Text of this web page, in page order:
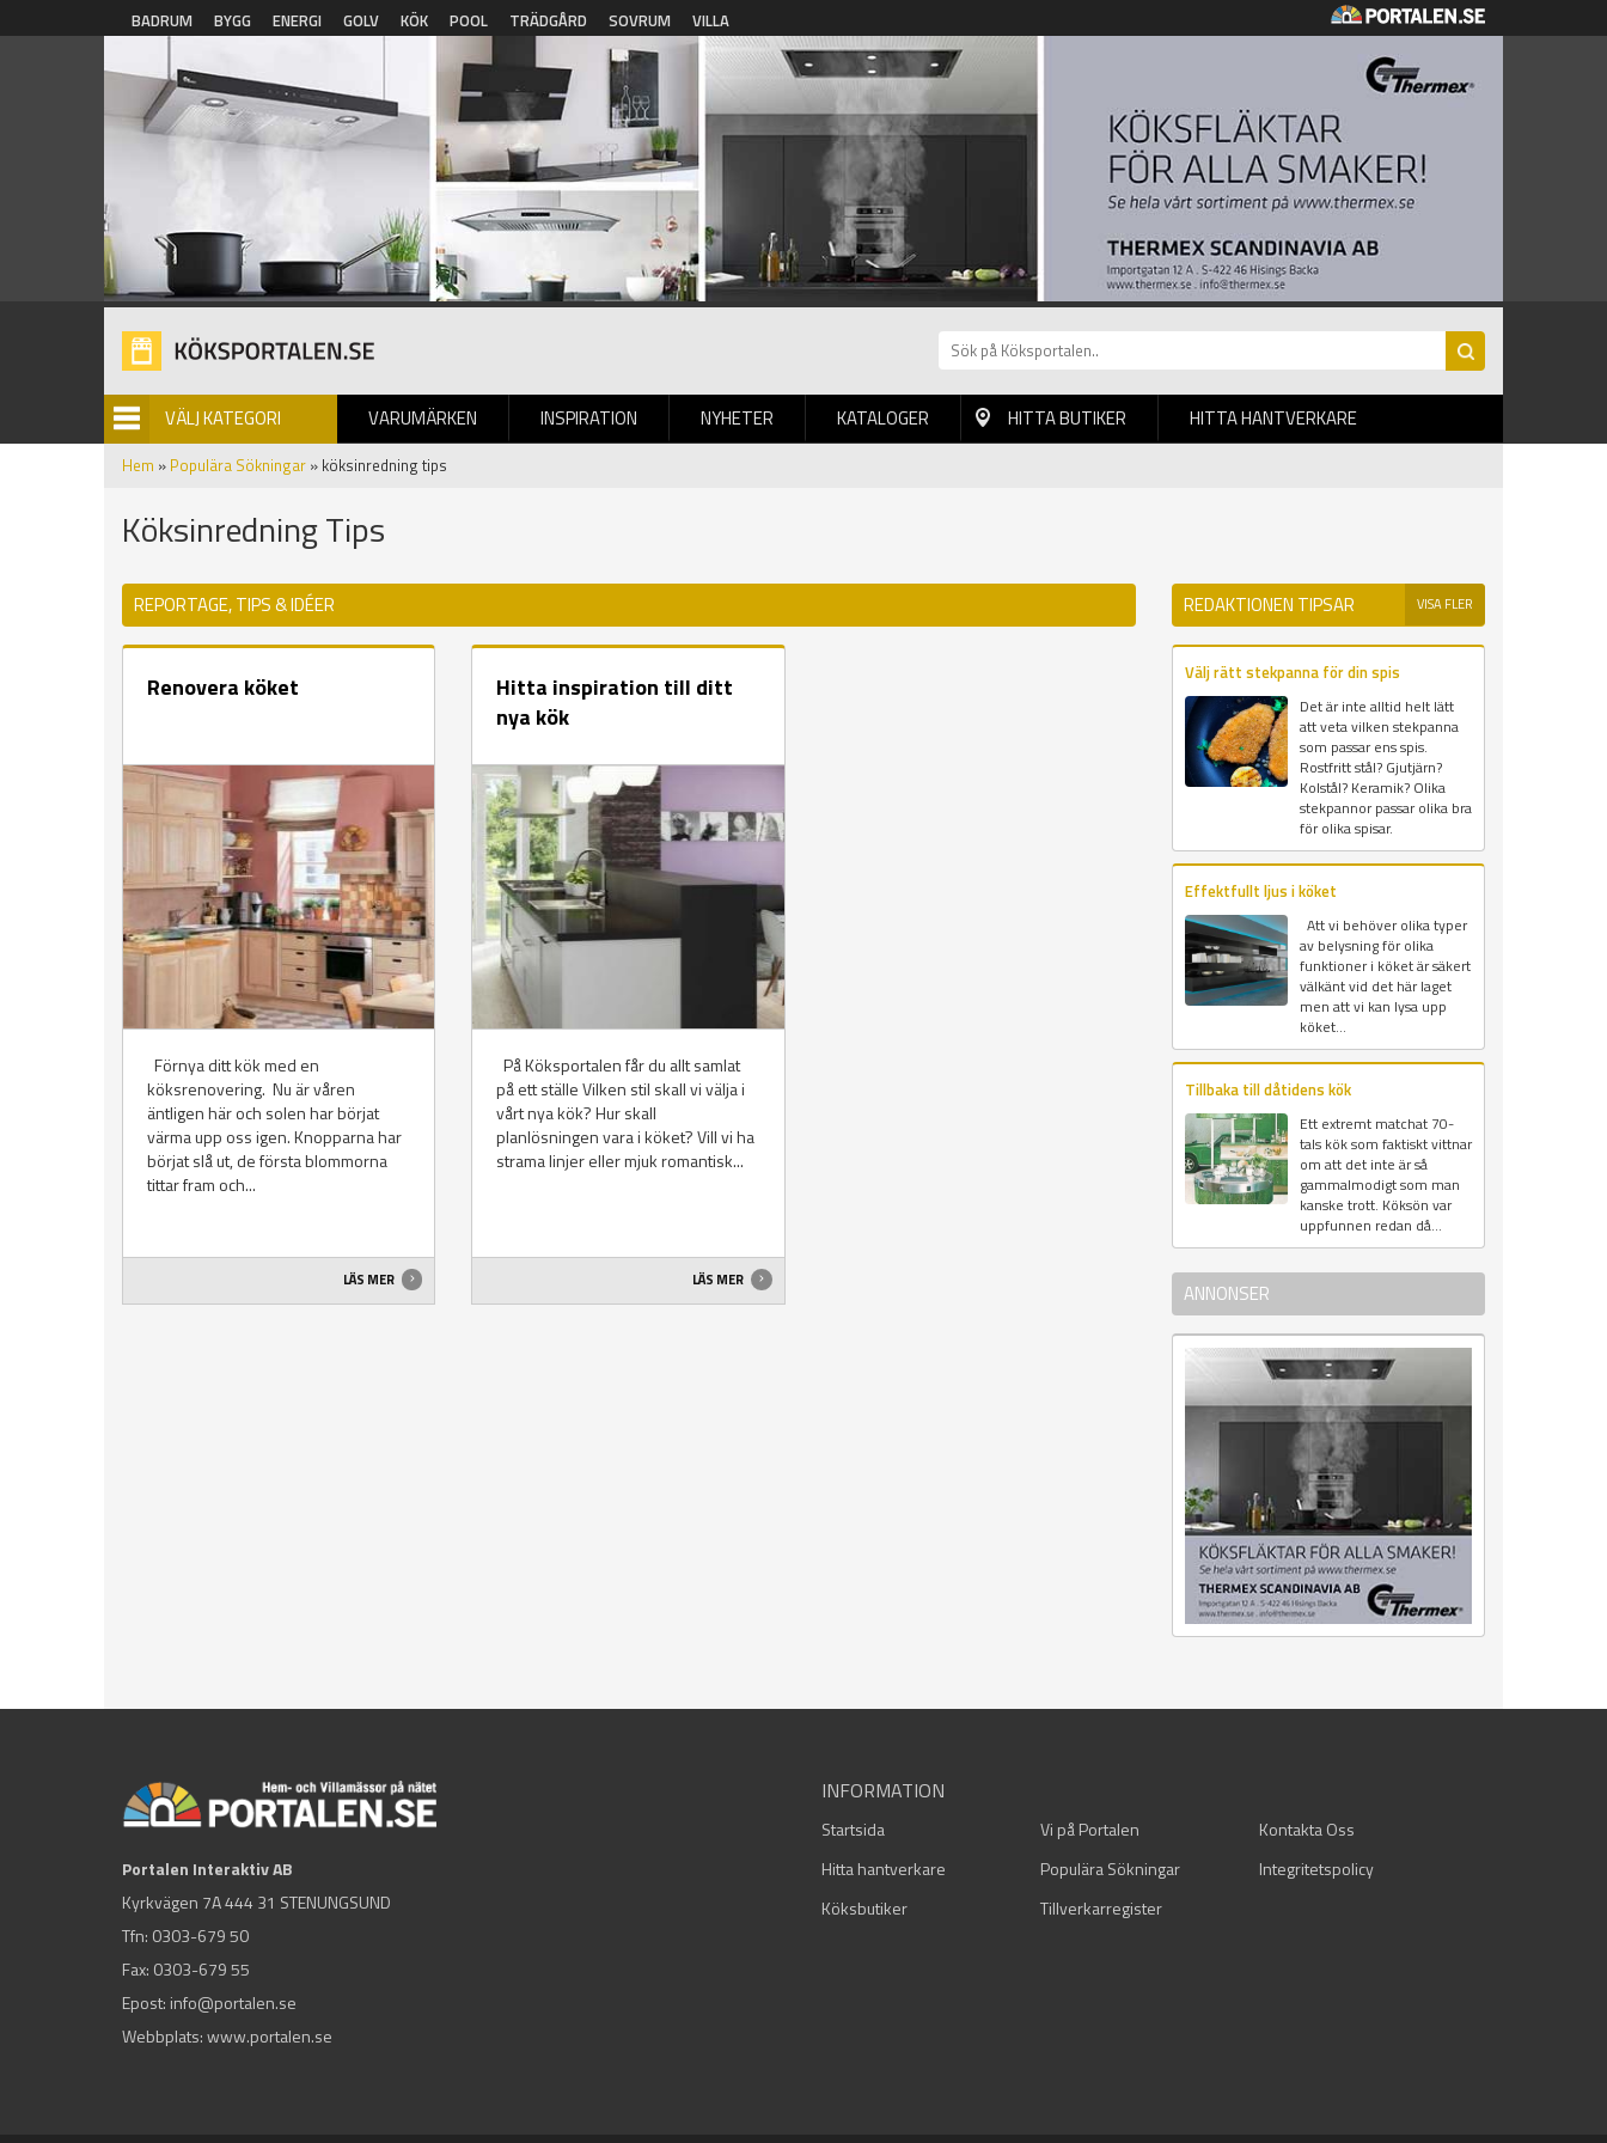
Hoppa till huvudinnehåll
BADRUM BYGG ENERGI GOLV KÖK POOL TRÄDGÅRD SOVRUM VILLA
VÄLJ KATEGORI VARUMÄRKEN INSPIRATION NYHETER
BILDGALLERI KATALOGER HITTA BUTIKER HITTA HANTVERKARE
Hem » Populära Sökningar » köksinredning tips
Köksinredning Tips
REPORTAGE, TIPS & IDÉER
Renovera köket
Förnya ditt kök med en
köksrenovering. Nu är våren
äntligen här och solen har börjat
värma upp oss igen. Knopparna har
börjat slå ut, de första blommorna
tittar fram och...
LÄS MER
Hitta inspiration till ditt
nya kök
På Köksportalen får du allt samlat
på ett ställe Vilken stil skall vi välja i
vårt nya kök? Hur skall
planlösningen vara i köket? Vill vi ha
strama linjer eller mjuk romantisk...
LÄS MER
REDAKTIONEN TIPSAR VISA FLER
Välj rätt stekpanna för din spis
Det är inte alltid helt lätt
att veta vilken stekpanna
som passar ens spis.
Rostfritt stål? Gjutjärn?
Kolstål? Keramik? Olika
stekpannor passar olika bra
för olika spisar.
Effektfullt ljus i köket
Att vi behöver olika typer
av belysning för olika
funktioner i köket är säkert
välkänt vid det här laget
men att vi kan lysa upp
köket...
Tillbaka till dåtidens kök
Ett extremt matchat 70-
tals kök som faktiskt vittnar
om att det inte är så
gammalmodigt som man
kanske trott. Köksön var
uppfunnen redan då...
ANNONSER
Portalen Interaktiv AB
Kyrkvägen 7A 444 31 STENUNGSUND
Tfn: 0303-679 50
Fax: 0303-679 55
Epost: info@portalen.se
Webbplats: www.portalen.se
INFORMATION
Startsida Vi på Portalen
Kontakta Oss
Hitta hantverkare
Populära Sökningar
Integritetspolicy
Köksbutiker
Tillverkarregister